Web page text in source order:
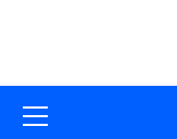
primario